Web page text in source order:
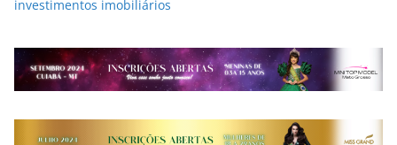
investimentos imobiliários